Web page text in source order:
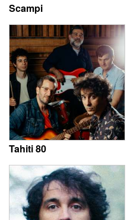
Scampi
Tahiti 80